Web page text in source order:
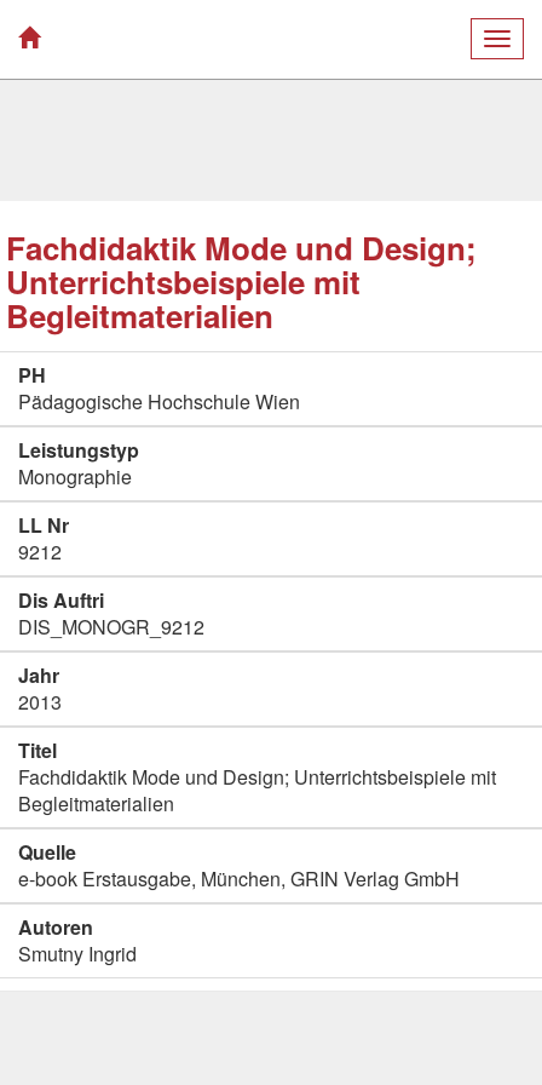
Fachdidaktik Mode und Design;
Unterrichtsbeispiele mit
Begleitmaterialien
PH
Pädagogische Hochschule Wien
Leistungstyp
Monographie
LL Nr
9212
Dis Auftri
DIS_MONOGR_9212
Jahr
2013
Titel
Fachdidaktik Mode und Design; Unterrichtsbeispiele mit
Begleitmaterialien
Quelle
e-book Erstausgabe, München, GRIN Verlag GmbH
Autoren
Smutny Ingrid